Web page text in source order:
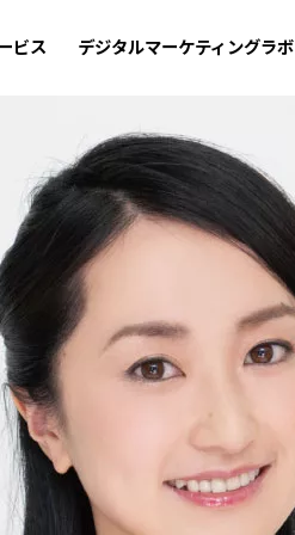
ビス デジタルマーケティングラボ